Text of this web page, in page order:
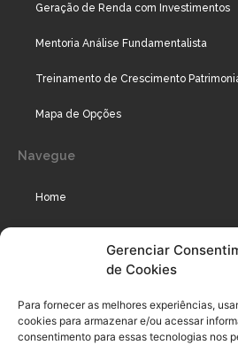
Gerenciar
de Cookies
Para fornecer as melhores experiências,
cookies para armazenar e/ou acessar
consentimento para essas tecnologias nos
Geração de Renda com Investimentos
Mentoria Análise Fundamentalista
Treinamento de Crescimento
Mapa de Opções
Navegue
Home
Podcast